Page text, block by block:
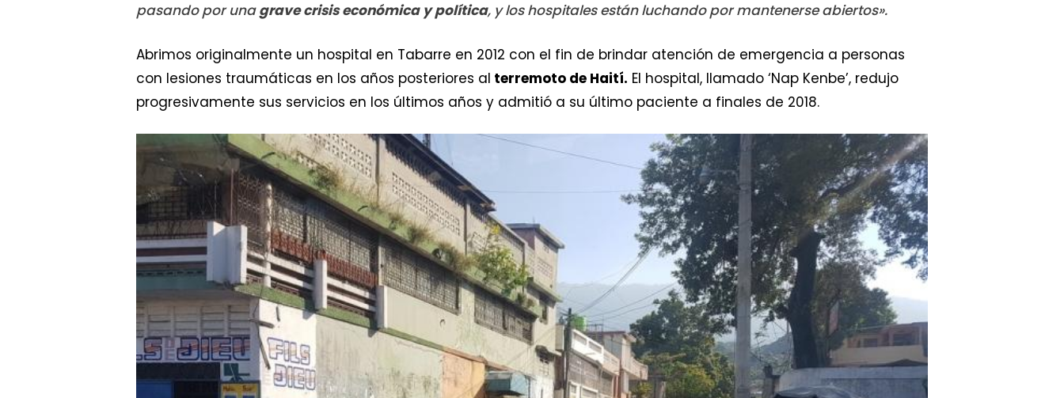
pasando por unagrave crisis económica y política, y los hospitales están luchando por mantenerse abiertos».
Abrimos originalmente un hospital en Tabarre en 2012 con el fin de brindar atención de emergencia a personas
con lesiones traumáticas en los años posteriores al terremoto de Haití. El hospital, llamado ‘Nap Kenbe’, redujo
progresivamente sus servicios en los últimos años y admitió a su último paciente a finales de 2018.